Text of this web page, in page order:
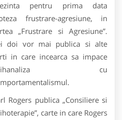
pentru prima data
frustrare-agresiune, in
„Frustrare si Agresiune”.
doi vor mai publica si alte
in care incearca sa impace
cu
Rogers publica „Consiliere si
carte in care Rogers